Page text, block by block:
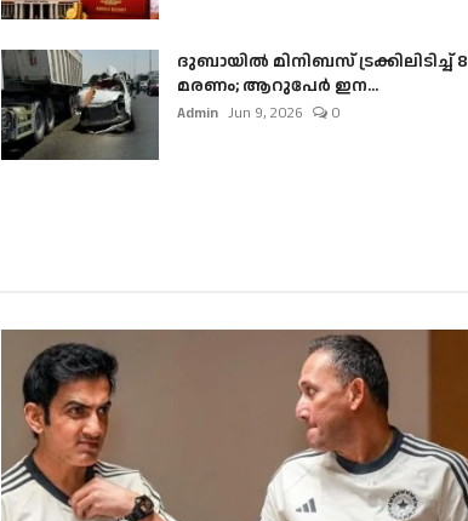
ദുബായിൽ മിനിബസ്​ ട്രക്കിലിടിച്ച് 8
മരണം; ആറുപേർ ഇന...
Admin Jun 9, 2026 0